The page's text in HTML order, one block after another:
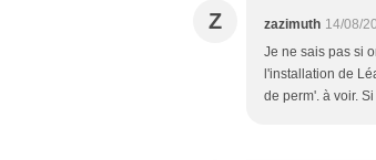
Z zazimuth 14/08/
Je ne sais pas si
l'installation de
de perm'. à voir.